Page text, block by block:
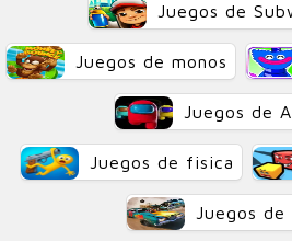
Juegos de
Juegos de monos
Juegos de
Juegos de fisica
Juegos de